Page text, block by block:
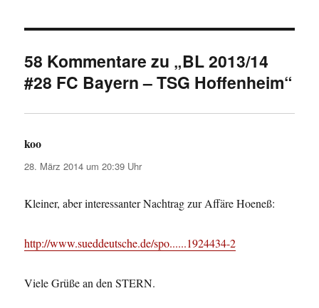
58 Kommentare zu „BL 2013/14
#28 FC Bayern – TSG Hoffenheim“
koo
28. März 2014 um 20:39 Uhr
Kleiner, aber interessanter Nachtrag zur Affäre Hoeneß:
http://www.sueddeutsche.de/spo......1924434-2
Viele Grüße an den STERN.